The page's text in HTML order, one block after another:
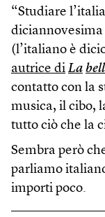
“Studiare
(l’italiano è
autrice di La b
contatto con la
musica, il cibo,
tutto ciò che la
Sembra però
parliamo
importi poco.